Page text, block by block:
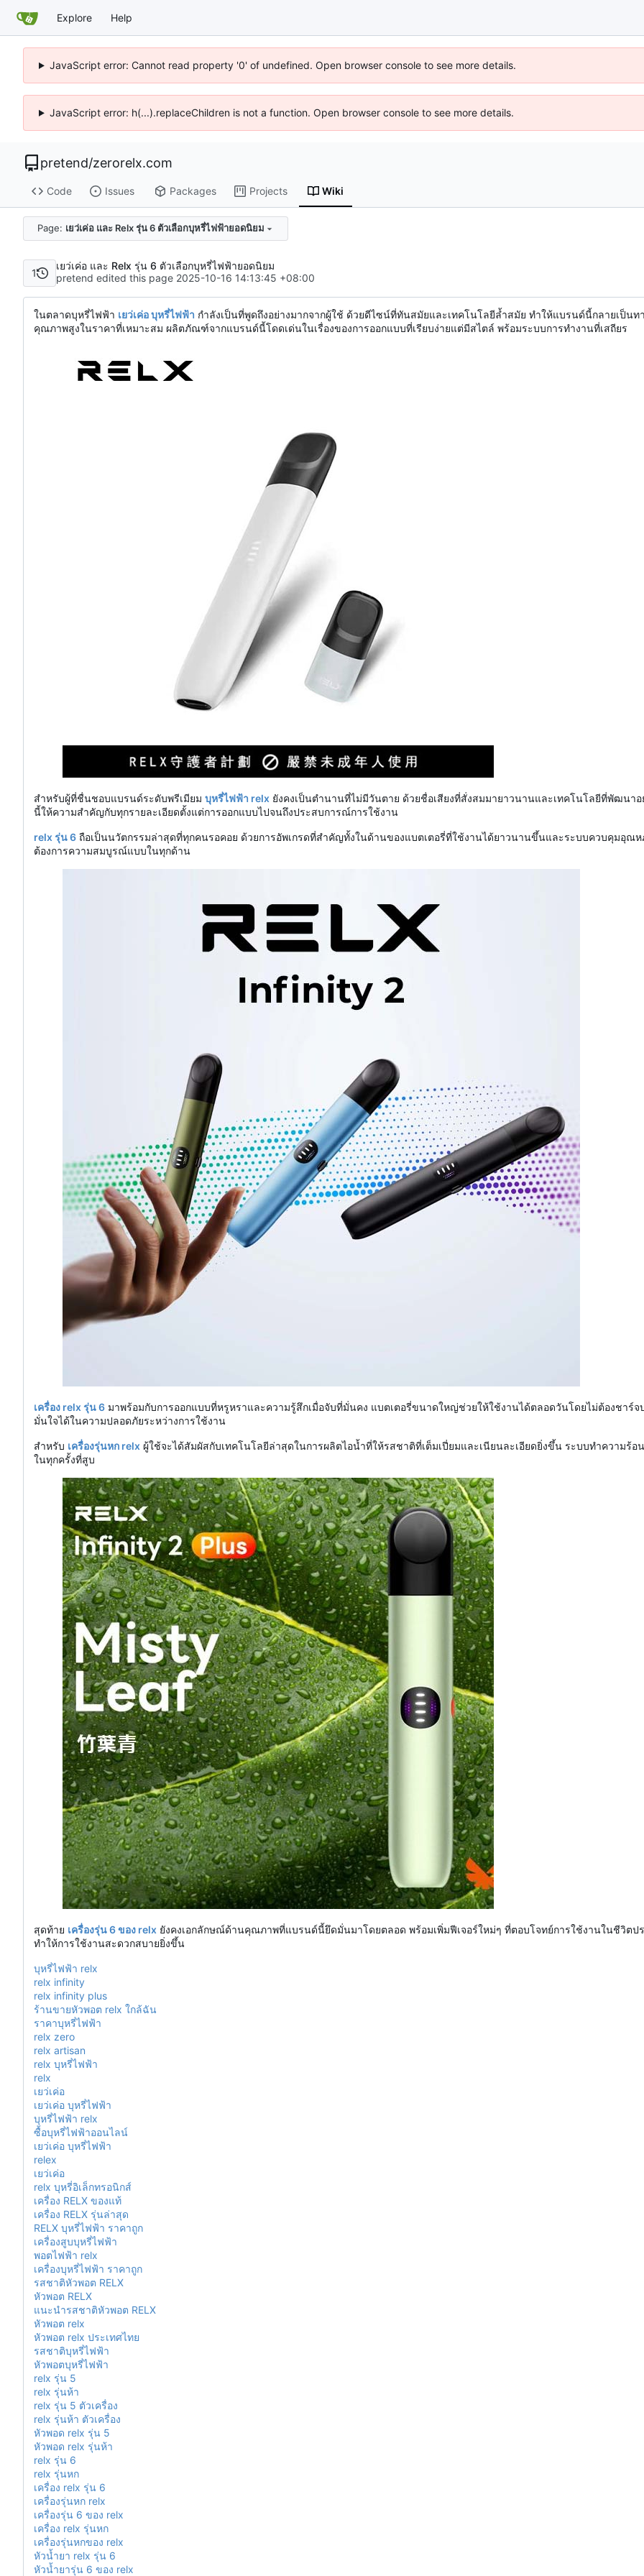
Explore Help
JavaScript error: Cannot read property '0' of undefined. Open browser console to see more details.
JavaScript error: h(...).replaceChildren is not a function. Open browser console to see more details.
pretend/zerorelx.com
Code Issues Packages Projects Wiki
Page: เยว่เค่อ และ Relx รุ่น 6 ตัวเลือกบุหรี่ไฟฟ้ายอดนิยม
1
เยว่เค่อ และ Relx รุ่น 6 ตัวเลือกบุหรี่ไฟฟ้ายอดนิยม
pretend edited this page 2025-10-16 14:13:45 +08:00
ในตลาดบุหรี่ไฟฟ้า เยว่เค่อ บุหรี่ไฟฟ้า กำลังเป็นที่พูดถึงอย่างมากจากผู้ใช้ ด้วยดีไซน์ที่ทันสมัยและเทคโนโลยีล้ำสมัย ทำให้แบรนด์นี้กลายเป็น
คุณภาพสูงในราคาที่เหมาะสม ผลิตภัณฑ์จากแบรนด์นี้โดดเด่นในเรื่องของการออกแบบที่เรียบง่ายแต่มีสไตล์ พร้อมระบบการทำงานที่เสถียร
สำหรับผู้ที่ชื่นชอบแบรนด์ระดับพรีเมียม บุหรี่ไฟฟ้า relx ยังคงเป็นตำนานที่ไม่มีวันตาย ด้วยชื่อเสียงที่สั่งสมมายาวนานและเทคโนโลยีที่พัฒนาอ
นี้ให้ความสำคัญกับทุกรายละเอียดตั้งแต่การออกแบบไปจนถึงประสบการณ์การใช้งาน
relx รุ่น 6 ถือเป็นนวัตกรรมล่าสุดที่ทุกคนรอคอย ด้วยการอัพเกรดที่สำคัญทั้งในด้านของแบตเตอรี่ที่ใช้งานได้ยาวนานขึ้นและระบบควบคุมอุณ
ต้องการความสมบูรณ์แบบในทุกด้าน
เครื่อง relx รุ่น 6 มาพร้อมกับการออกแบบที่หรูหราและความรู้สึกเมื่อจับที่มั่นคง แบตเตอรี่ขนาดใหญ่ช่วยให้ใช้งานได้ตลอดวันโดยไม่ต้องชาร์
มั่นใจได้ในความปลอดภัยระหว่างการใช้งาน
สำหรับ เครื่องรุ่นหก relx ผู้ใช้จะได้สัมผัสกับเทคโนโลยีล่าสุดในการผลิตไอน้ำที่ให้รสชาติที่เต็มเปี่ยมและเนียนละเอียดยิ่งขึ้น ระบบทำความ
ในทุกครั้งที่สูบ
สุดท้าย เครื่องรุ่น 6 ของ relx ยังคงเอกลักษณ์ด้านคุณภาพที่แบรนด์นี้ยึดมั่นมาโดยตลอด พร้อมเพิ่มฟีเจอร์ใหม่ๆ ที่ตอบโจทย์การใช้งานในชีวิตป
ทำให้การใช้งานสะดวกสบายยิ่งขึ้น
บุหรี่ไฟฟ้า relx
relx infinity
relx infinity plus
ร้านขายหัวพอต relx ใกล้ฉัน
ราคาบุหรี่ไฟฟ้า
relx zero
relx artisan
relx บุหรี่ไฟฟ้า
relx
เยว่เค่อ
เยว่เค่อ บุหรี่ไฟฟ้า
บุหรี่ไฟฟ้า relx
ซื้อบุหรี่ไฟฟ้าออนไลน์
เยว่เค่อ บุหรี่ไฟฟ้า
relex
เยว่เค่อ
relx บุหรี่อิเล็กทรอนิกส์
เครื่อง RELX ของแท้
เครื่อง RELX รุ่นล่าสุด
RELX บุหรี่ไฟฟ้า ราคาถูก
เครื่องสูบบุหรี่ไฟฟ้า
พอตไฟฟ้า relx
เครื่องบุหรี่ไฟฟ้า ราคาถูก
รสชาติหัวพอต RELX
หัวพอต RELX
แนะนำรสชาติหัวพอต RELX
หัวพอต relx
หัวพอต relx ประเทศไทย
รสชาติบุหรี่ไฟฟ้า
หัวพอตบุหรี่ไฟฟ้า
relx รุ่น 5
relx รุ่นห้า
relx รุ่น 5 ตัวเครื่อง
relx รุ่นห้า ตัวเครื่อง
หัวพอด relx รุ่น 5
หัวพอด relx รุ่นห้า
relx รุ่น 6
relx รุ่นหก
เครื่อง relx รุ่น 6
เครื่องรุ่นหก relx
เครื่องรุ่น 6 ของ relx
เครื่อง relx รุ่นหก
เครื่องรุ่นหกของ relx
หัวน้ำยา relx รุ่น 6
หัวน้ำยารุ่น 6 ของ relx